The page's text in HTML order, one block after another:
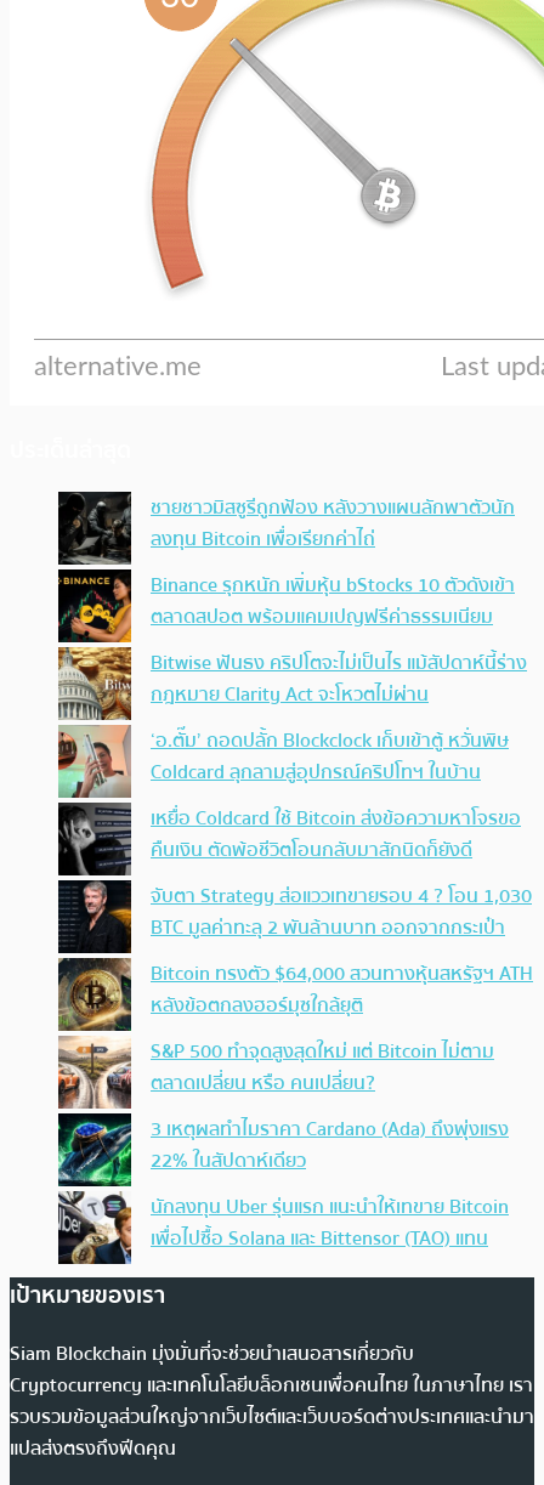
ชายชาวมิสซูรีถูกฟ้อง หลังวางแผนลักพาตัวนัก
ลงทุน Bitcoin เพื่อเรียกค่าไถ่
Binance รุกหนัก เพิ่มหุ้น bStocks 10 ตัวดังเข้า
ตลาดสปอต พร้อมแคมเปญฟรีค่าธรรมเนียม
Bitwise ฟันธง คริปโตจะไม่เป็นไร แม้สัปดาห์นี้ร่าง
กฎหมาย Clarity Act จะโหวตไม่ผ่าน
‘อ.ตั๊ม’ ถอดปลั้ก Blockclock เก็บเข้าตู้ หวั่นพิษ
Coldcard ลุกลามสู่อุปกรณ์คริปโทฯ ในบ้าน
เหยื่อ Coldcard ใช้ Bitcoin ส่งข้อความหาโจรขอ
คืนเงิน ตัดพ้อชีวิตโอนกลับมาสักนิดก็ยังดี
จับตา Strategy ส่อแววเทขายรอบ 4 ? โอน 1,030
BTC มูลค่าทะลุ 2 พันล้านบาท ออกจากกระเป๋า
Bitcoin ทรงตัว $64,000 สวนทางหุ้นสหรัฐฯ ATH
หลังข้อตกลงฮอร์มุซใกล้ยุติ
S&P 500 ทำจุดสูงสุดใหม่ แต่ Bitcoin ไม่ตาม
ตลาดเปลี่ยน หรือ คนเปลี่ยน?
3 เหตุผลทำไมราคา Cardano (Ada) ถึงพุ่งแรง
22% ในสัปดาห์เดียว
นักลงทุน Uber รุ่นแรก แนะนำให้เทขาย Bitcoin
เพื่อไปซื้อ Solana และ Bittensor (TAO) แทน
เป้าหมายของเรา
Siam Blockchain มุ่งมั่นที่จะช่วยนำเสนอสารเกี่ยวกับ
Cryptocurrency และเทคโนโลยีบล็อกเชนเพื่อคนไทย ในภาษาไทย เรา
รวบรวมข้อมูลส่วนใหญ่จากเว็บไซต์และเว็บบอร์ดต่างประเทศและนำมา
แปลส่งตรงถึงฟีดคุณ